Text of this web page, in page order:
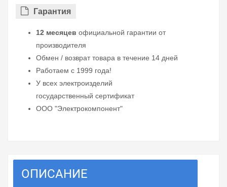
Гарантия
12 месяцев официальной гарантии от
производителя
Обмен / возврат товара в течение 14 дней
Работаем с 1999 года!
У всех электроизделий
государственный сертификат
ООО "Электрокомпонент"
ОПИСАНИЕ